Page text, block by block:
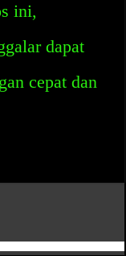
ini,
dapat
cepat dan